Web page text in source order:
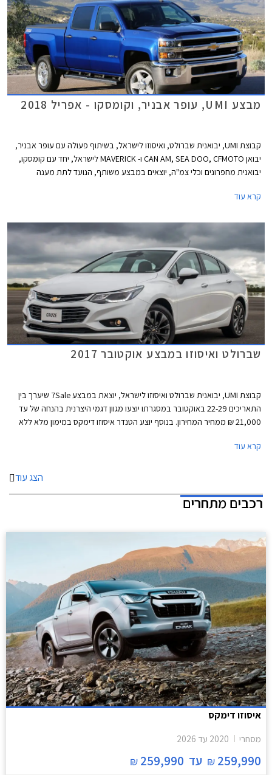
מבצע UMI, עופר אבניר, וקומסקו - אפריל 2018
קבוצת UMI, יבואנית שברולט, ואיסוזו לישראל, בשיתוף פעולה עם עופר אבניר,
יבואן CAN AM, SEA DOO, CFMOTO ו- MAVERICK לישראל, יחד עם קומסקו,
יבואנית מחפרונים וכלי צמ"ה, יוצאים במבצע משותף, הנועד לתת מענה
קרא עוד
שברולט ואיסוזו במבצע אוקטובר 2017
קבוצת UMI, יבואנית שברולט ואיסוזו לישראל, יוצאת במבצע 7Sale שיערך בין
התאריכים 22-29 באוקטובר במסגרתו יוצעו מגוון דגמי היצרנית בהנחה של עד
21,000 ₪ ממחיר המחירון. בנוסף יוצע הטנדר איסוזו דימקס במימון מלא ללא
קרא עוד
הצג עוד
רכבים מתחרים
איסוזו דימקס
מסחרי 2020 עד 2026
259,990
₪ עד 259,990
₪